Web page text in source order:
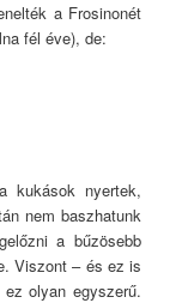
a Frosinonét
fél éve), de:
kukások nyertek,
nem baszhatunk
a bűzösebb
Viszont – és ez is
olyan egyszerű.